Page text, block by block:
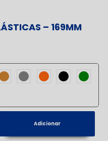
– 169MM
Cinza LaranjaPreta Verde